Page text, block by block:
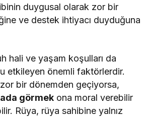
duygusal olarak zor bir
ve destek ihtiyacı duyduğuna
hali ve yaşam koşulları da
etkileyen önemli faktörlerdir.
bir dönemden geçiyorsa,
görmek ona moral verebilir
Rüya, rüya sahibine yalnız